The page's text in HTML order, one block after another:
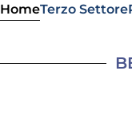
HomeTerzo Settore